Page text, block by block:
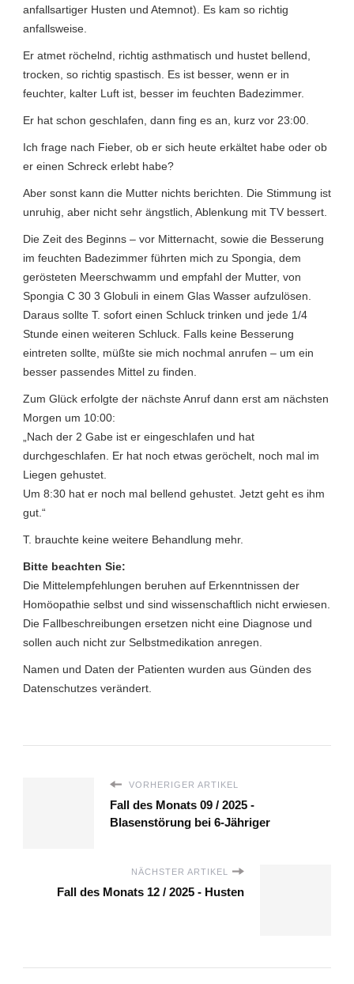
anfallsartiger Husten und Atemnot). Es kam so richtig
anfallsweise.
Er atmet röchelnd, richtig asthmatisch und hustet bellend,
trocken, so richtig spastisch. Es ist besser, wenn er in
feuchter, kalter Luft ist, besser im feuchten Badezimmer.
Er hat schon geschlafen, dann fing es an, kurz vor 23:00.
Ich frage nach Fieber, ob er sich heute erkältet habe oder ob
er einen Schreck erlebt habe?
Aber sonst kann die Mutter nichts berichten. Die Stimmung ist
unruhig, aber nicht sehr ängstlich, Ablenkung mit TV bessert.
Die Zeit des Beginns – vor Mitternacht, sowie die Besserung
im feuchten Badezimmer führten mich zu Spongia, dem
gerösteten Meerschwamm und empfahl der Mutter, von
Spongia C 30 3 Globuli in einem Glas Wasser aufzulösen.
Daraus sollte T. sofort einen Schluck trinken und jede 1/4
Stunde einen weiteren Schluck. Falls keine Besserung
eintreten sollte, müßte sie mich nochmal anrufen – um ein
besser passendes Mittel zu finden.
Zum Glück erfolgte der nächste Anruf dann erst am nächsten
Morgen um 10:00:
„Nach der 2 Gabe ist er eingeschlafen und hat
durchgeschlafen. Er hat noch etwas geröchelt, noch mal im
Liegen gehustet.
Um 8:30 hat er noch mal bellend gehustet. Jetzt geht es ihm
gut.“
T. brauchte keine weitere Behandlung mehr.
Bitte beachten Sie:
Die Mittelempfehlungen beruhen auf Erkenntnissen der
Homöopathie selbst und sind wissenschaftlich nicht erwiesen.
Die Fallbeschreibungen ersetzen nicht eine Diagnose und
sollen auch nicht zur Selbstmedikation anregen.
Namen und Daten der Patienten wurden aus Günden des
Datenschutzes verändert.
VORHERIGER ARTIKEL
Fall des Monats 09 / 2025 -
Blasenstörung bei 6-Jähriger
NÄCHSTER ARTIKEL
Fall des Monats 12 / 2025 - Husten